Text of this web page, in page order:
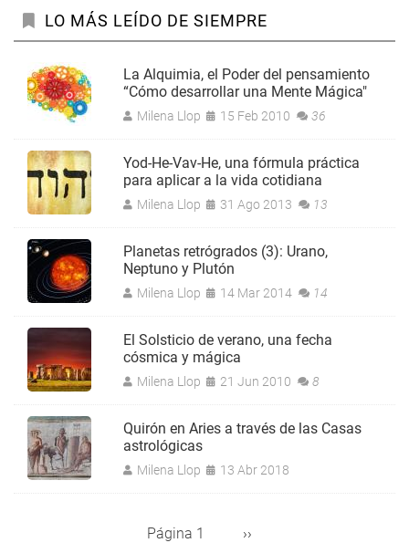
LO MÁS LEÍDO DE SIEMPRE
La Alquimia, el Poder del pensamiento
“Cómo desarrollar una Mente Mágica"
Milena Llop 15 Feb 2010 36
Yod-He-Vav-He, una fórmula práctica
para aplicar a la vida cotidiana
Milena Llop 31 Ago 2013 13
Planetas retrógrados (3): Urano,
Neptuno y Plutón
Milena Llop 14 Mar 2014 14
El Solsticio de verano, una fecha
cósmica y mágica
Milena Llop 21 Jun 2010 8
Quirón en Aries a través de las Casas
astrológicas
Milena Llop 13 Abr 2018
Página 1
Siguiente
››